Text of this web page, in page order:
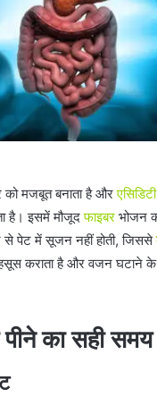
को मजबूत बनाता है और
है। इसमें मौजूदफाइबर भोजन
से पेट में सूजन नहीं होती, जिससे
कराता है और वजन घटाने
का सही समय